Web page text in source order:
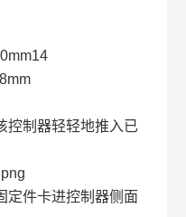
制器轻轻地推入已
件卡进控制器侧面